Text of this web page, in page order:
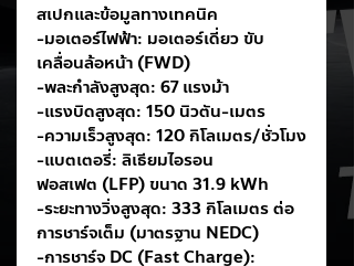
สเปกและข้อมูลทางเทคนิค
-มอเตอร์ไฟฟ้า: มอเตอร์เดี่ยว ขับ
เคลื่อนล้อหน้า (FWD)
-พละกำลังสูงสุด: 67 แรงม้า
-แรงบิดสูงสุด: 150 นิวตัน-เมตร
-ความเร็วสูงสุด: 120 กิโลเมตร/ชั่วโมง
-แบตเตอรี่: ลิเธียมไอรอน
ฟอสเฟต (LFP) ขนาด 31.9 kWh
-ระยะทางวิ่งสูงสุด: 333 กิโลเมตร ต่อ
การชาร์จเต็ม (มาตรฐาน NEDC)
-การชาร์จ DC (Fast Charge):